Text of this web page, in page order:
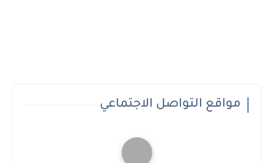
مواقع التواصل الاجتماعي